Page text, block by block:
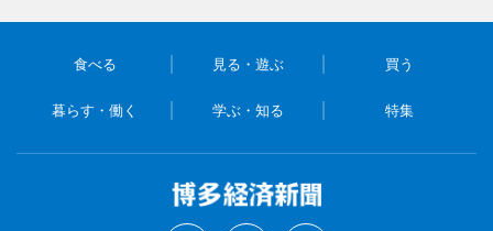
食べる 見る・遊ぶ 買う
暮らす・働く 学ぶ・知る 特集